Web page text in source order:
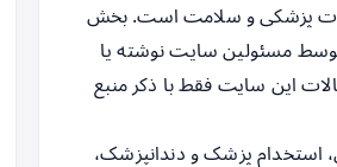
پزشکی و سلامت است. بخش
مسئولین سایت نوشته یا
این سایت فقط با ذکر منبع
استخدام پزشک و دندانپزشک،